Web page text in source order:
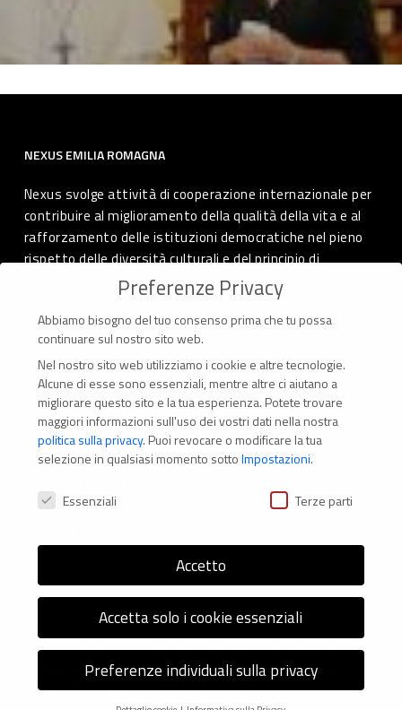
NEXUS EMILIA ROMAGNA
Nexus svolge attività di cooperazione internazionale per
contribuire al miglioramento della qualità della vita e al
rafforzamento delle istituzioni democratiche nel pieno
rispetto delle diversità culturali e del principio di
autodeterminazione dei popoli.
CONTATTI
Via Marconi 69 – 40122 Bologna (Italia)
Tel. +39 051 294 775
© 2026 Nexus ER - Tutti i diritti riservati - Codice fiscale:
92036270376 -Informativa sui CookieePrivacy Policy
Credits: Next-Data
Preferenze Privacy
Abbiamo bisogno del tuo consenso prima che tu possa
continuare sul nostro sito web.
Nel nostro sito web utilizziamo i cookie e altre tecnologie.
Alcune di esse sono essenziali, mentre altre ci aiutano a
migliorare questo sito e la tua esperienza. Potete trovare
maggiori informazioni sull'uso dei vostri dati nella nostra
politica sulla privacy. Puoi revocare o modificare la tua
selezione in qualsiasi momento sottoImpostazioni.
Preferenze Privacy
Essenziali Terze parti
Accetto
Accetta solo i cookie essenziali
Preferenze individuali sulla privacy